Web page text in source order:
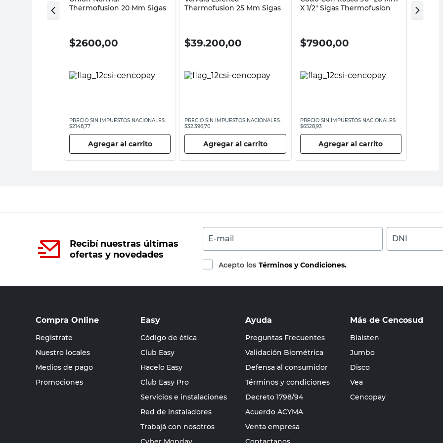
Thermofusion 20 Mm Sigas
$2600,00
PRECIO SIN IMPUESTOS NACIONALES:
$2148,77
Agregar al carrito
Thermofusion 25 Mm Sigas
$39.200,00
PRECIO SIN IMPUESTOS NACIONALES:
$32.396,70
Agregar al carrito
X 1/2" Sigas Thermofusion
$7900,00
PRECIO SIN IMPUESTOS NACIONALES:
$6528,93
Agregar al carrito
Sigas
Recibí nuestras últimas
ofertas y novedades
E-mail DNI
Acepto los Términos y Condiciones.
Compra Online
Registrate
Nuestro locales
Medios de pago
Promociones
Easy
Código de ética
Club Easy
Hacelo Easy
Club Easy Pro
Servicios e instalaciones
Red de instaladores
Trabajá con nosotros
Ayuda
Preguntas Frecuentes
Validación Biométrica
Defensa al consumidor
Términos y condiciones
Decreto 1798/94
Acuerdo ACYMA
Venta empresa
Más de Cencosud
Blaisten
Jumbo
Disco
Vea
Cencopay